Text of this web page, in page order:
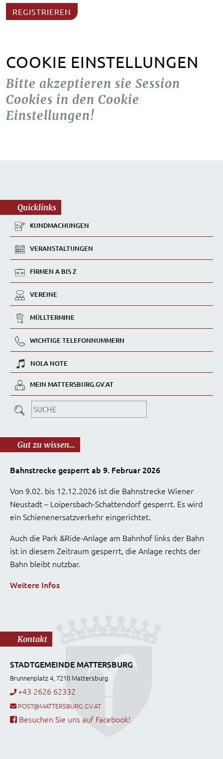
REGISTRIEREN
COOKIE EINSTELLUNGEN
Bitte akzeptieren sie Session
Cookies in den Cookie
Einstellungen!
Quicklinks
KUNDMACHUNGEN
VERANSTALTUNGEN
FIRMEN A BIS Z
VEREINE
MÜLLTERMINE
WICHTIGE TELEFONNUMMERN
NOLA NOTE
MEIN MATTERSBURG.GV.AT
Gut zu wissen...
Bahnstrecke gesperrt ab 9. Februar 2026
Von 9.02. bis 12.12.2026 ist die Bahnstrecke Wiener
Neustadt – Loipersbach-Schattendorf gesperrt. Es wird
ein Schienenersatzverkehr eingerichtet.
Auch die Park &Ride-Anlage am Bahnhof links der Bahn
ist in diesem Zeitraum gesperrt, die Anlage rechts der
Bahn bleibt nutzbar.
Weitere Infos
Kontakt
STADTGEMEINDE MATTERSBURG
Brunnenplatz 4, 7210 Mattersburg
+43 2626 62332
POST@MATTERSBURG.GV.AT
Besuchen Sie uns auf Facebook!